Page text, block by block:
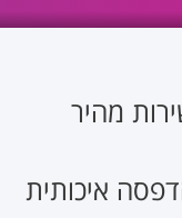
מהיר
איכותית